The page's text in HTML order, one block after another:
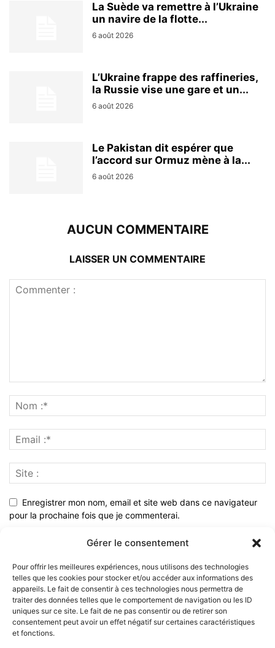
Gérer le consentement
Pour offrir les meilleures expériences, nous utilisons des technologies
telles que les cookies pour stocker et/ou accéder aux informations des
appareils. Le fait de consentir à ces technologies nous permettra de
traiter des données telles que le comportement de navigation ou les ID
uniques sur ce site. Le fait de ne pas consentir ou de retirer son
consentement peut avoir un effet négatif sur certaines caractéristiques
et fonctions.
La Suède va remettre à l’Ukraine
un navire de la flotte...
6 août 2026
L’Ukraine frappe des raffineries,
la Russie vise une gare et un...
6 août 2026
Le Pakistan dit espérer que
l’accord sur Ormuz mène à la...
6 août 2026
AUCUN COMMENTAIRE
LAISSER UN COMMENTAIRE
Enregistrer mon nom, email et site web dans ce navigateur
pour la prochaine fois que je commenterai.